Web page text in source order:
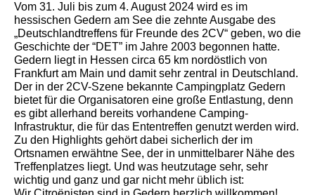
Vom 31. Juli bis zum 4. August 2024 wird es im
hessischen Gedern am See die zehnte Ausgabe des
„Deutschlandtreffens für Freunde des 2CV“ geben, wo die
Geschichte der “DET” im Jahre 2003 begonnen hatte.
Gedern liegt in Hessen circa 65 km nordöstlich von
Frankfurt am Main und damit sehr zentral in Deutschland.
Der in der 2CV-Szene bekannte Campingplatz Gedern
bietet für die Organisatoren eine große Entlastung, denn
es gibt allerhand bereits vorhandene Camping-
Infrastruktur, die für das Ententreffen genutzt werden wird.
Zu den Highlights gehört dabei sicherlich der im
Ortsnamen erwähtne See, der in unmittelbarer Nähe des
Treffenplatzes liegt. Und was heutzutage sehr, sehr
wichtig und ganz und gar nicht mehr üblich ist: